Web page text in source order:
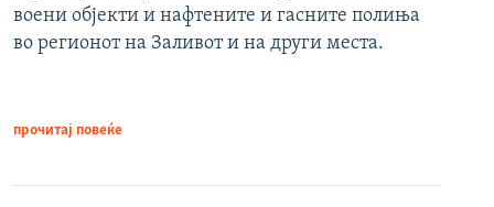
воени објекти и нафтените и гасните полиња
во регионот на Заливот и на други места.
прочитај повеќе